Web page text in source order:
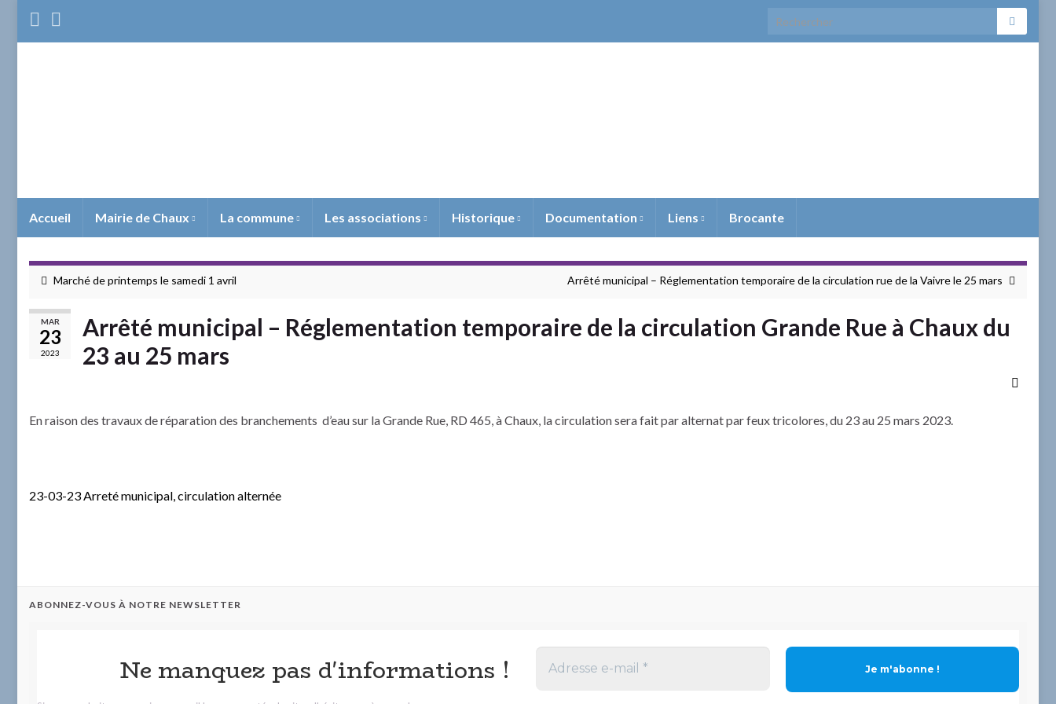
Search for:
Accueil Mairie de Chaux La commune Les associations Historique Documentation Liens Brocante
Marché de printemps le samedi 1 avril Arrêté municipal – Réglementation temporaire de la circulation rue de la Vaivre le 25 mars
MAR
23
2023
Arrêté municipal – Réglementation temporaire de la circulation Grande Rue à Chaux du
23 au 25 mars
En raison des travaux de réparation des branchements d’eau sur la Grande Rue, RD 465, à Chaux, la circulation sera fait par alternat par feux tricolores, du 23 au 25 mars 2023.
23-03-23 Arreté municipal, circulation alternée
ABONNEZ-VOUS À NOTRE NEWSLETTER
Ne manquez pas d'informations !